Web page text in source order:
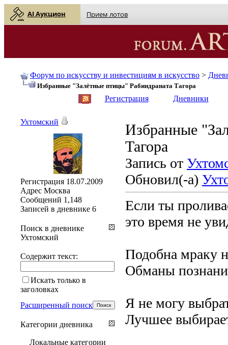
AI Аукцион Прием лотов
Форум по искусству и инвестициям в искусство >
Избранные "Залётные птицы" Рабиндраната Тагора
Регистрация Дневники
Избранные
Тагора
Запись от
Обновил(-а)
Если ты
это время не
Подобна мраку
Обманы
Я не могу
Лучшее
Ухтомский
Регистрация 18.07.2009
Адрес Москва
Сообщений 1,148
Записей в дневнике 6
Поиск в дневнике
Ухтомский
Содержит текст:
Искать только в
заголовках
Расширенный поиск
Категории дневника
Локальные категории